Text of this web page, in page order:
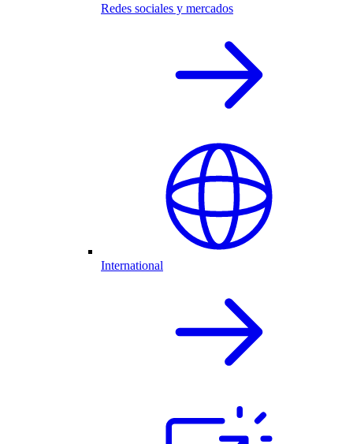
Redes sociales y mercados
International